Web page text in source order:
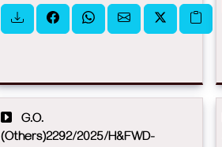
G.O.
(Others)2292/2025/H&FWD-